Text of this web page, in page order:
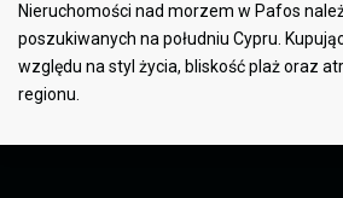
Nieruchomości nad morzem w Pafos
poszukiwanych na południu Cypru.
względu na styl życia, bliskość plaż oraz
regionu.